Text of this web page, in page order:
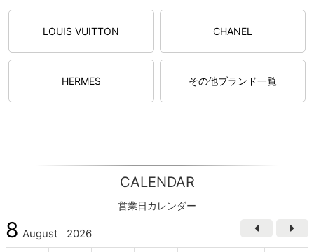
LOUIS VUITTON CHANEL
HERMES その他ブランド一覧
CALENDAR
営業日カレンダー
8 August 2026